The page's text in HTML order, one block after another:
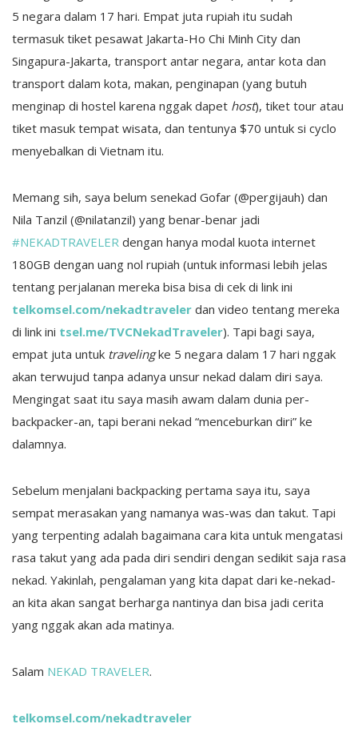
5 negara dalam 17 hari. Empat juta rupiah itu sudah
termasuk tiket pesawat Jakarta-Ho Chi Minh City dan
Singapura-Jakarta, transport antar negara, antar kota dan
transport dalam kota, makan, penginapan (yang butuh
menginap di hostel karena nggak dapet host), tiket tour atau
tiket masuk tempat wisata, dan tentunya $70 untuk si cyclo
menyebalkan di Vietnam itu.
Memang sih, saya belum senekad Gofar (@pergijauh) dan
Nila Tanzil (@nilatanzil) yang benar-benar jadi
#NEKADTRAVELER dengan hanya modal kuota internet
180GB dengan uang nol rupiah (untuk informasi lebih jelas
tentang perjalanan mereka bisa bisa di cek di link ini
telkomsel.com/nekadtraveler dan video tentang mereka
di link ini tsel.me/TVCNekadTraveler). Tapi bagi saya,
empat juta untuk travelingke 5 negara dalam 17 hari nggak
akan terwujud tanpa adanya unsur nekad dalam diri saya.
Mengingat saat itu saya masih awam dalam dunia per-
backpacker-an, tapi berani nekad “menceburkan diri” ke
dalamnya.
Sebelum menjalani backpacking pertama saya itu, saya
sempat merasakan yang namanya was-was dan takut. Tapi
yang terpenting adalah bagaimana cara kita untuk mengatasi
rasa takut yang ada pada diri sendiri dengan sedikit saja rasa
nekad. Yakinlah, pengalaman yang kita dapat dari ke-nekad-
an kita akan sangat berharga nantinya dan bisa jadi cerita
yang nggak akan ada matinya.
Salam NEKAD TRAVELER.
telkomsel.com/nekadtraveler